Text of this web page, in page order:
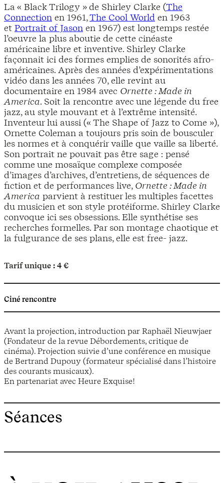
Tarif unique : 4 €
La « Black Trilogy » de Shirley Clarke (The
Connection en 1961,The Cool World en 1963
et Portrait of Jason en 1967) est longtemps restée
l’oeuvre la plus aboutie de cette cinéaste
américaine libre et inventive. Shirley Clarke
façonnait ici des formes emplies de sonorités afro-
américaines. Après des années d’expérimentations
vidéo dans les années 70, elle revint au
documentaire en 1984 avec Ornette : Made in
America. Soit la rencontre avec une légende du free
jazz, au style mouvant et à l’extrême intensité.
Inventeur lui aussi (« The Shape of Jazz to Come »),
Ornette Coleman a toujours pris soin de bousculer
les normes et à conquérir vaille que vaille sa liberté.
Son portrait ne pouvait pas être sage : pensé
comme une mosaïque complexe composée
d’images d’archives, d’entretiens, de séquences de
fiction et de performances live, Ornette : Made in
America parvient à restituer les multiples facettes
du musicien et son style protéiforme. Shirley Clarke
convoque ici ses obsessions. Elle synthétise ses
recherches formelles. Par son montage chaotique et
la fulgurance de ses plans, elle est free- jazz.
Ciné rencontre
Avant la projection, introduction par Raphaël Nieuwjaer
(Fondateur de la revue Débordements, critique de
cinéma). Projection suivie d’une conférence en musique
de Bertrand Dupouy (formateur spécialisé dans l’histoire
des courants musicaux).
En partenariat avec Heure Exquise!
Séances